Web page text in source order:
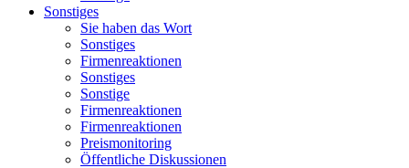
Sonstiges
Sie haben das Wort
Sonstiges
Firmenreaktionen
Sonstiges
Sonstige
Firmenreaktionen
Firmenreaktionen
Preismonitoring
Öffentliche Diskussionen